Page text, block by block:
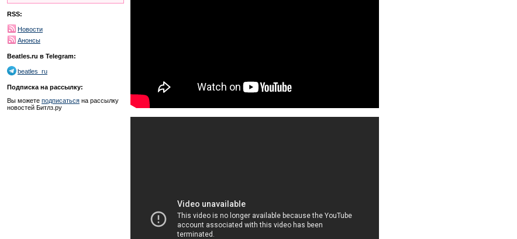
RSS:
Новости
Анонсы
Beatles.ru в Telegram:
beatles_ru
Подписка на рассылку:
Вы можете подписаться на рассылку
новостей Битлз.ру